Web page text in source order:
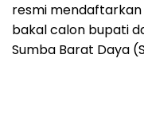
resmi
bakal calon bupati
Sumba Barat Daya